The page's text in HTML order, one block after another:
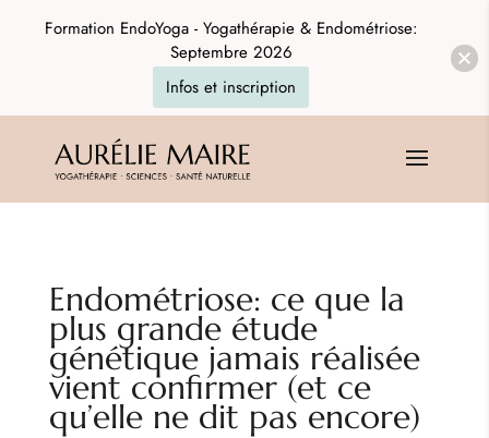
Endométriose: ce que la
plus grande étude
génétique jamais réalisée
vient confirmer (et ce
qu’elle ne dit pas encore)
Formation EndoYoga - Yogathérapie & Endométriose:
Septembre 2026
Infos et inscription